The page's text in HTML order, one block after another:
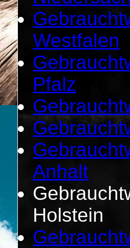
Westfalen
Pfalz
Anhalt
Holstein